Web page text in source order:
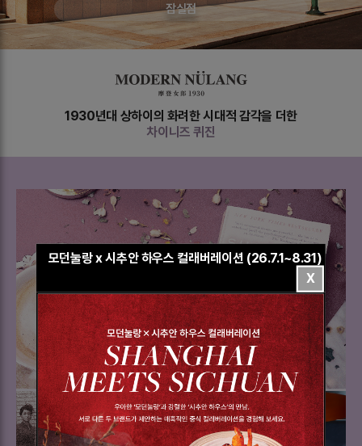
잠실점
1930년대 상하이의 화려한 시대적 감각을 더한
차이니즈 퀴진
모던눌랑 x 시추안 하우스 컬래버레이션 (26.7.1~8.31)
X